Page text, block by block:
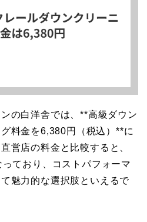
の白洋舎では、**高級ダウン
料金を6,380円（税込）**に
営店の料金と比較すると、
ており、コストパフォーマ
魅力的な選択肢といえるで